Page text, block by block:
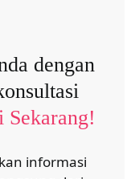
dengan
informasi